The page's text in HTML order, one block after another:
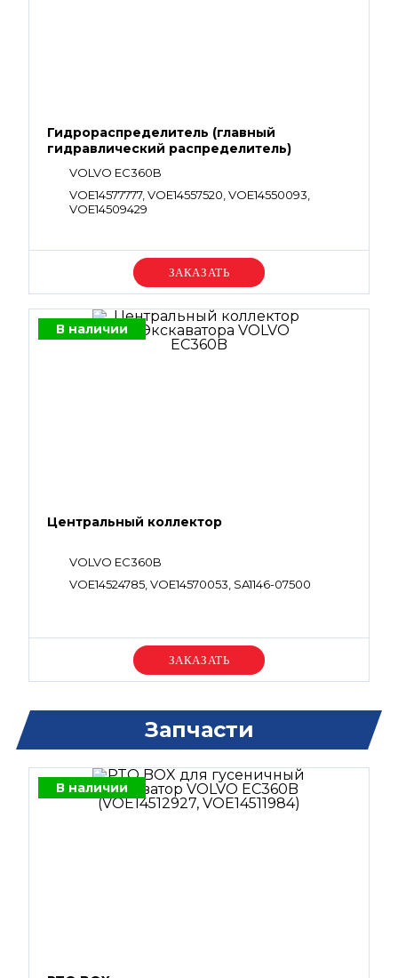
Гидрораспределитель (главный
гидравлический распределитель)
VOLVO EC360B
VOE14577777, VOE14557520, VOE14550093,
VOE14509429
Уточняйте цену
В наличии
Центральный коллектор
VOLVO EC360B
VOE14524785, VOE14570053, SA1146-07500
Уточняйте цену
Запчасти
В наличии